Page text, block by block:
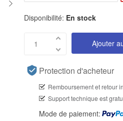
Disponibilité: En stock
Ajouter
Protection d'acheteur
Remboursement et retour
Support technique est
Mode de paiement: